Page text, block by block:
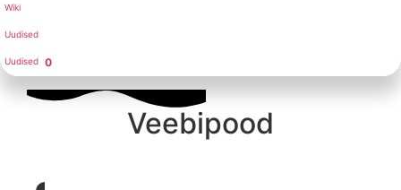
Wiki
Uudised
Uudised 0
Veebipood